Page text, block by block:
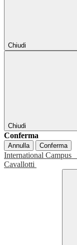
Chiudi
Chiudi
Conferma
Annulla Conferma
International Campus
Cavallotti